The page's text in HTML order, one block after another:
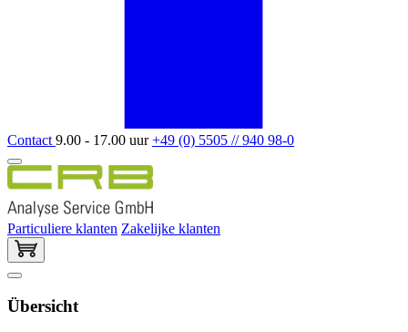
Contact 9.00 - 17.00 uur+49 (0) 5505 // 940 98-0
Particuliere klanten Zakelijke klanten
Übersicht